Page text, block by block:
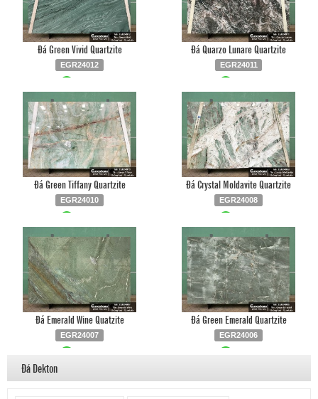
Đá Green Vivid Quartzite
EGR24012
Đá Quarzo Lunare Quartzite
EGR24011
Đá Green Tiffany Quartzite
EGR24010
Đá Crystal Moldavite Quartzite
EGR24008
Đá Emerald Wine Quatzite
EGR24007
Đá Green Emerald Quartzite
EGR24006
Đá Dekton